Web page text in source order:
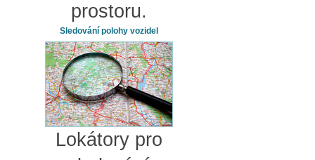
prostoru.
Sledování polohy vozidel
Lokátory pro